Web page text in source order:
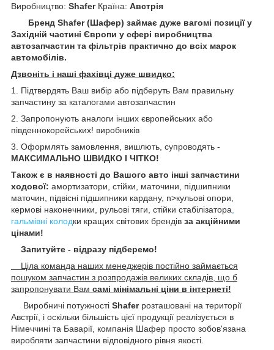
Виробництво: ShaferКраїна: Австрія
Бренд Shafer (Шафер) займає дуже вагомі позиції у
Західній частині Європи у сфері виробництва
автозапчастин та фільтрів практично до всіх марок
автомобілів.
Дзвоніть і наші фахівці дуже швидко:
1. Підтвердять Ваш вибір або підберуть Вам правильну
запчастину за каталогами автозапчастин
2. Запропонують аналоги інших європейських або
південнокорейських! виробників
3. Оформлять замовлення, вишлють, супроводять -
МАКСИМАЛЬНО ШВИДКО І ЧІТКО!
Також є в наявності до Вашого авто інші запчастини
ходової: амортизатори, стійки, маточини , підшипники
маточин,
підвісні підшипники кардану, n>кульові опори,
кермові наконечники, рульові тяги, стійки стабілізатора
гальмівні колодки кращих світових брендів за акційними
цінами!
Запитуйте - відразу підберемо!
Ціла команда наших менеджерів постійно займається
пошуком запчастин з розпродажів великих складів, що б
запропонувати Вам самі мінімальні ціни в інтернеті!
Виробничі потужності Shaferрозташовані на території
Австрії, і оскільки більшість цієї продукції реалізується в
Німеччині та Баварії, компанія Шафер просто зобов'язана
виробляти запчастини відповідного рівня якості.